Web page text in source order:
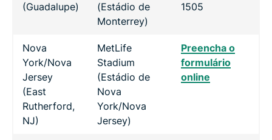
(Guadalupe)
(Estádio de
Monterrey)
1505
Nova
York/Nova
Jersey
(East
Rutherford,
NJ)
MetLife
Stadium
(Estádio de
Nova
York/Nova
Jersey)
Preencha o
formulário
online